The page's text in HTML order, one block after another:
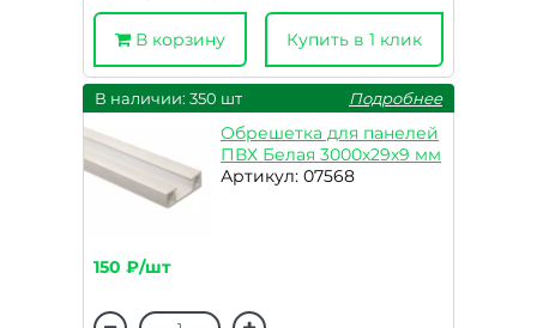
В корзину Купить в 1 клик
В наличии: 350 шт Подробнее
Обрешетка для панелей
ПВХ Белая 3000х29х9 мм
Артикул: 07568
150 ₽/шт